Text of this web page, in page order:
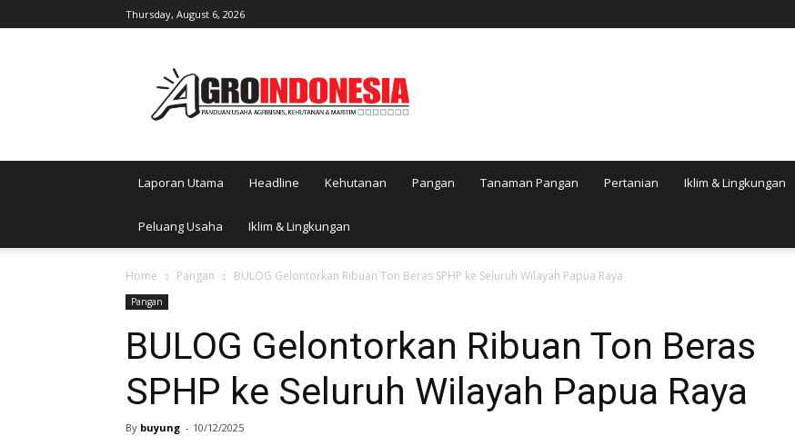
Thursday, August 6, 2026
Laporan Utama Headline Kehutanan Pangan Tanaman Pangan Pertanian Iklim & Lingkungan
Peluang Usaha Iklim & Lingkungan
Home Pangan BULOG Gelontorkan Ribuan Ton Beras SPHP ke Seluruh Wilayah Papua Raya
Pangan
BULOG Gelontorkan Ribuan Ton Beras
SPHP ke Seluruh Wilayah Papua Raya
By buyung - 10/12/2025